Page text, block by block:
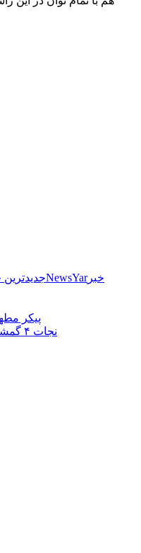
جدیدترینNewsYarخبر
پیکر
نجات ۴ گمشده در منطقه کانرود شهرستان آستارا